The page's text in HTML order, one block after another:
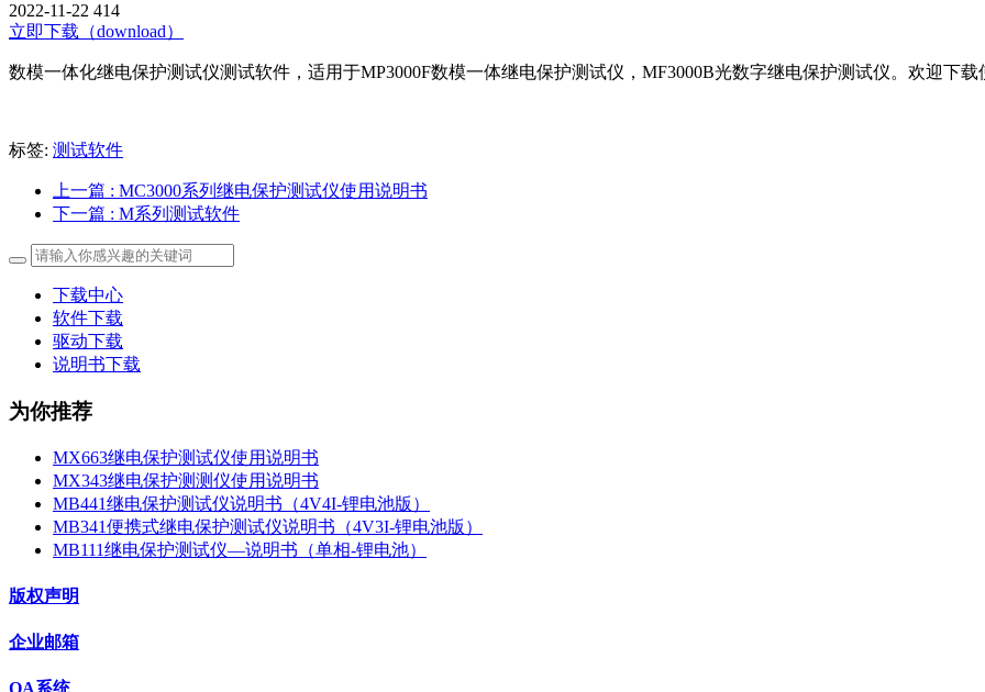
2022-11-22 414
立即下载（download）
数模一体化继电保护测试仪测试软件，适用于MP3000F数模一体继电保护测试仪，MF3000B光数字继电保护测试仪。欢迎下载
标签: 测试软件
上一篇 : MC3000系列继电保护测试仪使用说明书
下一篇 : M系列测试软件
下载中心
软件下载
驱动下载
说明书下载
为你推荐
MX663继电保护测试仪使用说明书
MX343继电保护测测仪使用说明书
MB441继电保护测试仪说明书（4V4I-锂电池版）
MB341便携式继电保护测试仪说明书（4V3I-锂电池版）
MB111继电保护测试仪—说明书（单相-锂电池）
版权声明
企业邮箱